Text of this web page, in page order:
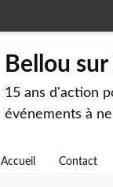
Bellou
15 ans d'action
événements à
Accueil Contact